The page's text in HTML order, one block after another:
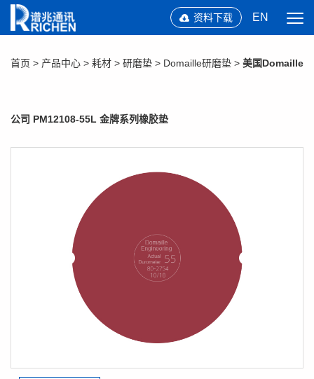
资料下载 EN
首页 > 产品中心 > 耗材 > 研磨垫 > Domaille研磨垫 > 美国Domaille
公司 PM12108-55L 金牌系列橡胶垫